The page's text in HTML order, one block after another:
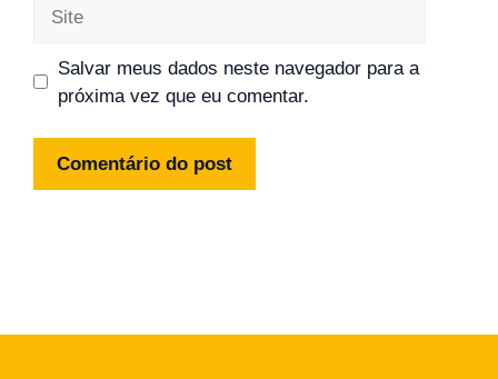
Salvar meus dados neste navegador para a
próxima vez que eu comentar.